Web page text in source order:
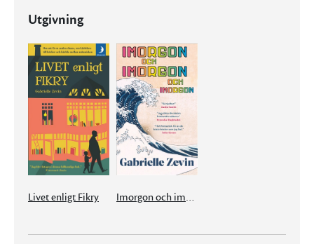
Utgivning
Livet enligt Fikry Imorgon och imorgon och imorgon